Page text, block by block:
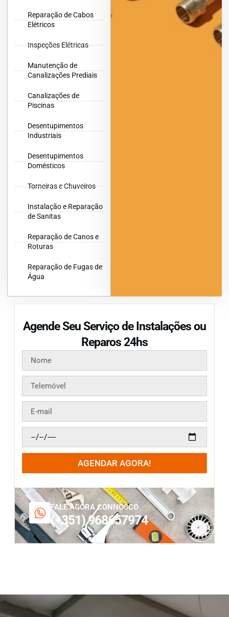
Reparação de Cabos
Elétricos
Inspeções Elétricas
Manutenção de
Canalizações Prediais
Canalizações de
Piscinas
Desentupimentos
Industriais
Desentupimentos
Domésticos
Torneiras e Chuveiros
Instalação e Reparação
de Sanitas
Reparação de Canos e
Roturas
Reparação de Fugas de
Água
Agende Seu Serviço de Instalações ou
Reparos 24hs
AGENDAR AGORA!
FALE AGORA CONNOSCO
(+351) 968657974